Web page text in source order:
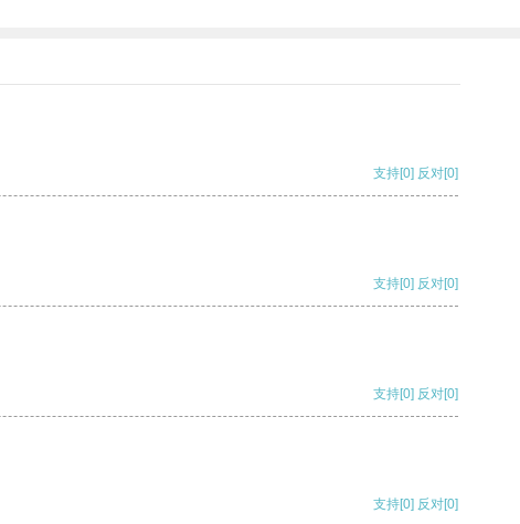
支持[0] 反对[0]
支持[0] 反对[0]
支持[0] 反对[0]
支持[0] 反对[0]